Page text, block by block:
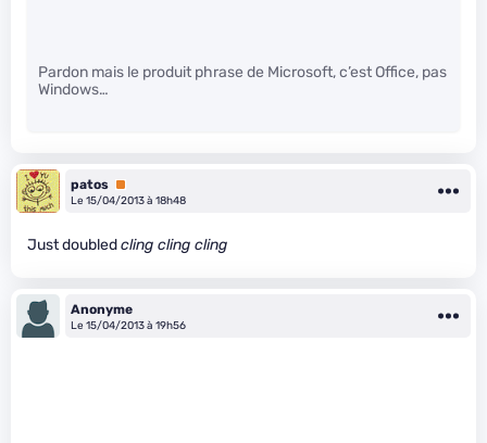
Pardon mais le produit phrase de Microsoft, c’est Office, pas
Windows…
patos Premium
Le 15/04/2013 à 18h48
Just doubledcling cling cling
Anonyme
Le 15/04/2013 à 19h56